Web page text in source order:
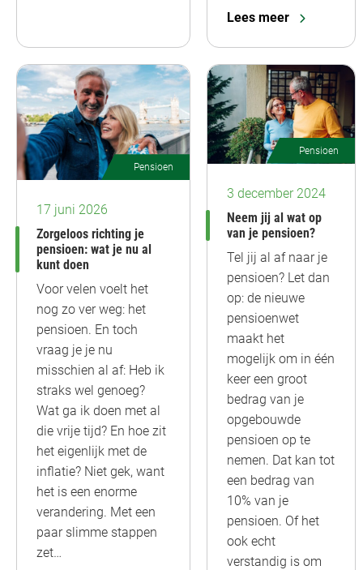
Lees meer
Pensioen
17 juni 2026
Zorgeloos richting je
pensioen: wat je nu al
kunt doen
Voor velen voelt het
nog zo ver weg: het
pensioen. En toch
vraag je je nu
misschien al af: Heb ik
straks wel genoeg?
Wat ga ik doen met al
die vrije tijd? En hoe zit
het eigenlijk met de
inflatie? Niet gek, want
het is een enorme
verandering. Met een
paar slimme stappen
zet…
Pensioen
3 december 2024
Neem jij al wat op
van je pensioen?
Tel jij al af naar je
pensioen? Let dan
op: de nieuwe
pensioenwet
maakt het
mogelijk om in één
keer een groot
bedrag van je
opgebouwde
pensioen op te
nemen. Dat kan tot
een bedrag van
10% van je
pensioen. Of het
ook echt
verstandig is om